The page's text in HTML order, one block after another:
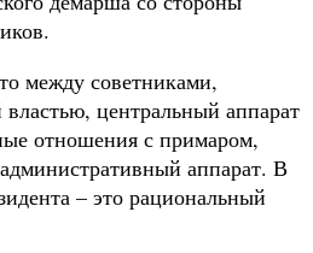
между советниками,
центральный аппарат
отношения с примаром,
аппарат. В
– это рациональный